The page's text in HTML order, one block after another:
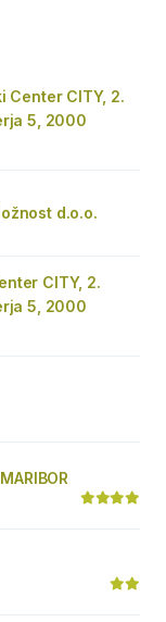
Center CITY, 2.
5, 2000
d.o.o.
CITY, 2.
5, 2000